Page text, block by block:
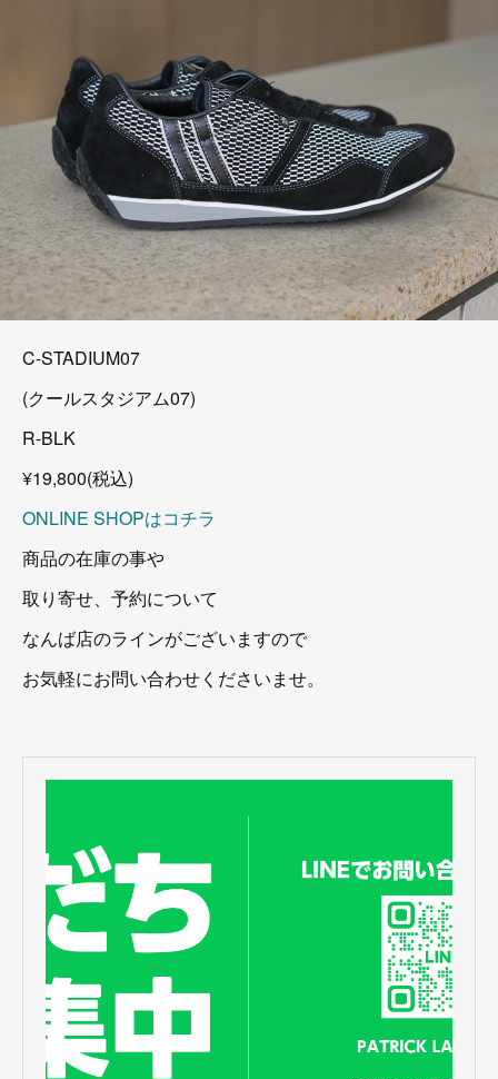
C-STADIUM07
(クールスタジアム07)
R-BLK
¥19,800(税込)
ONLINE SHOPはコチラ
商品の在庫の事や
取り寄せ、予約について
なんば店のラインがございますので
お気軽にお問い合わせくださいませ。